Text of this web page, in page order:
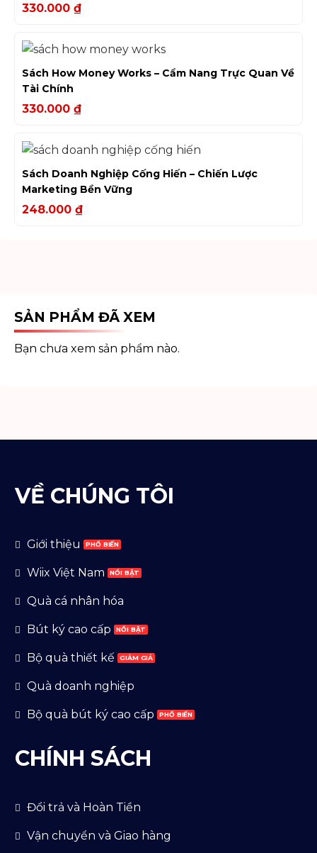
330.000 ₫
Sách How Money Works – Cẩm Nang Trực Quan Về
Tài Chính
330.000 ₫
Sách Doanh Nghiệp Cống Hiến – Chiến Lược
Marketing Bền Vững
248.000 ₫
SẢN PHẨM ĐÃ XEM
Bạn chưa xem sản phẩm nào.
VỀ CHÚNG TÔI
Giới thiệu
Wiix Việt Nam
Quà cá nhân hóa
Bút ký cao cấp
Bộ quà thiết kế
Quà doanh nghiệp
Bộ quà bút ký cao cấp
CHÍNH SÁCH
Đổi trả và Hoàn Tiền
Vận chuyển và Giao hàng